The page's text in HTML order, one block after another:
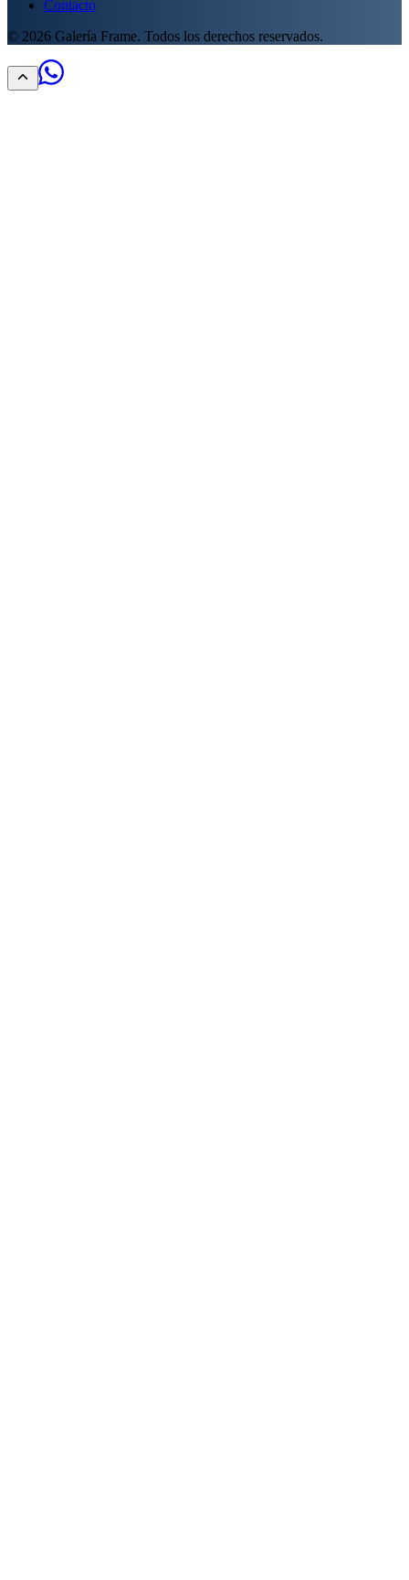
Contacto
© 2026 Galería Frame. Todos los derechos reservados.